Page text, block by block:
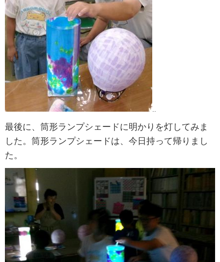
最後に、筒形ランプシェードに明かりを灯してみま
した。筒形ランプシェードは、今日持って帰りまし
た。